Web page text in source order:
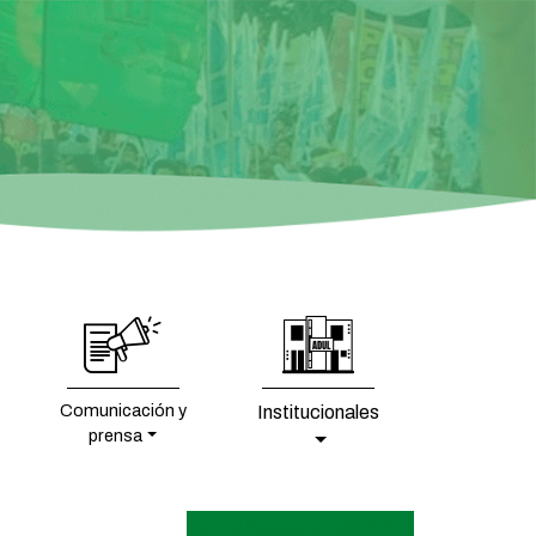
Comunicación y
prensa
Institucionales